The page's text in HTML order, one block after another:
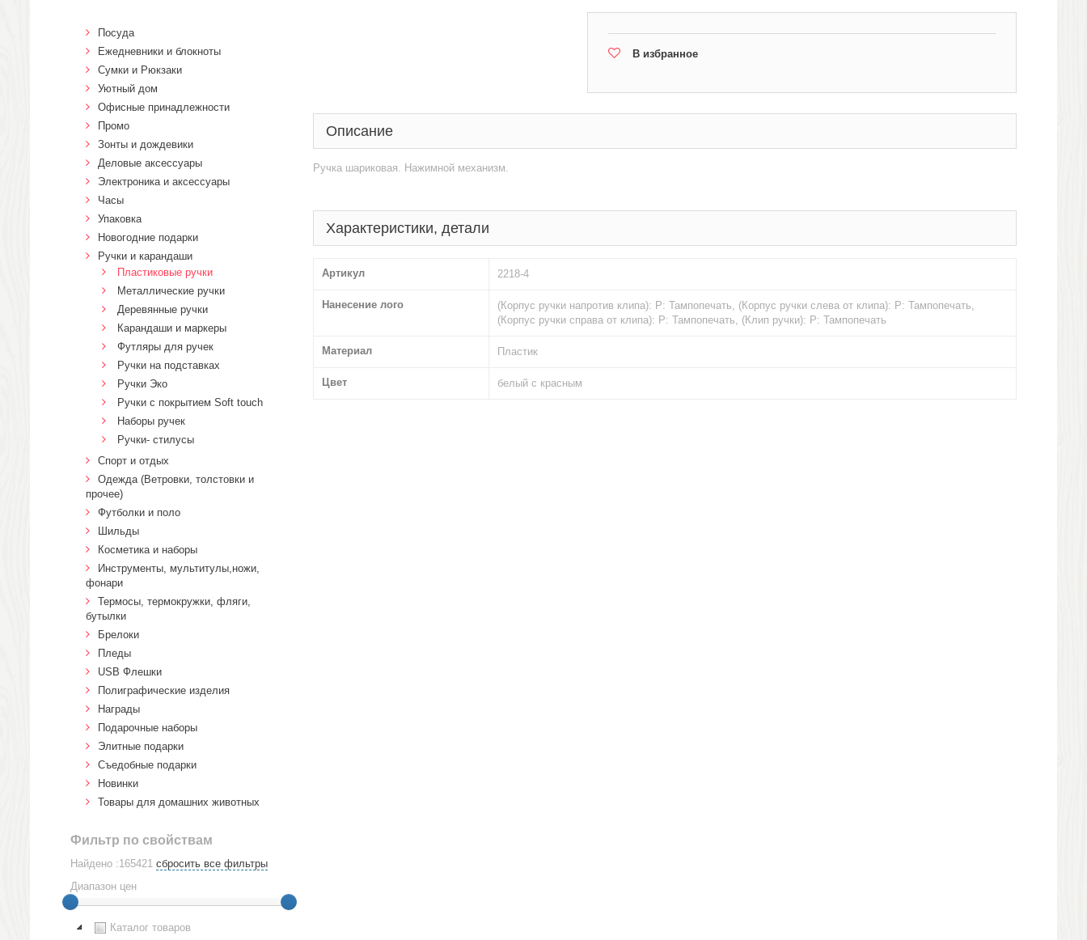
В избранное
Описание
Ручка шариковая. Нажимной механизм.
Характеристики, детали
Артикул 2218-4
Нанесение лого
(Корпус ручки напротив клипа): Р: Тампопечать, (Корпус ручки слева от клипа): Р: Тампопечать,
(Корпус ручки справа от клипа): Р: Тампопечать, (Клип ручки): Р: Тампопечать
Материал Пластик
Цвет белый с красным
Посуда
Ежедневники и блокноты
Сумки и Рюкзаки
Уютный дом
Офисные принадлежности
Промо
Зонты и дождевики
Деловые аксессуары
Электроника и аксессуары
Часы
Упаковка
Новогодние подарки
Ручки и карандаши
Пластиковые ручки
Металлические ручки
Деревянные ручки
Карандаши и маркеры
Футляры для ручек
Ручки на подставках
Ручки Эко
Ручки с покрытием Soft touch
Наборы ручек
Ручки- стилусы
Спорт и отдых
Одежда (Ветровки, толстовки и
прочее)
Футболки и поло
Шильды
Косметика и наборы
Инструменты, мультитулы,ножи,
фонари
Термосы, термокружки, фляги,
бутылки
Брелоки
Пледы
USB Флешки
Полиграфические изделия
Награды
Подарочные наборы
Элитные подарки
Cъедобные подарки
Новинки
Товары для домашних животных
Фильтр по свойствам
Найдено :165421 сбросить все фильтры
Диапазон цен
Каталог товаров